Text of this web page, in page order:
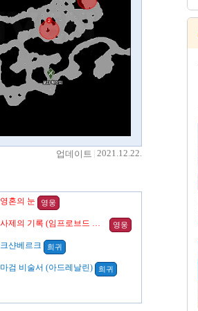
업데이트 2021.12.22.
영혼의 눈 영웅
사제의 기록 (임프로브드 오브) 영웅
크샨베르크 희귀
마검 비술서 (아드레날린) 희귀